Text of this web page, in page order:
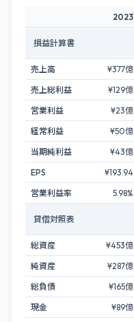
2023
損益計算書
売上高 ¥377億
売上総利益
¥129億
営業利益
¥23億
経常利益
¥50億
当期純利益
¥43億
EPS
¥193.94
営業利益率
5.98%
貸借対照表
総資産 ¥453億
純資産
¥287億
総負債
¥165億
現金
¥89億